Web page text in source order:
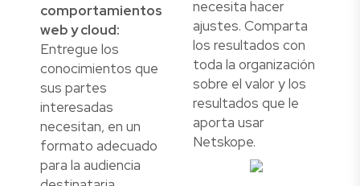
comportamientos
web y cloud:
Entregue los
conocimientos que
sus partes
interesadas
necesitan, en un
formato adecuado
para la audiencia
necesita hacer
ajustes. Comparta
los resultados con
toda la organización
sobre el valor y los
resultados que le
aporta usar
Netskope.